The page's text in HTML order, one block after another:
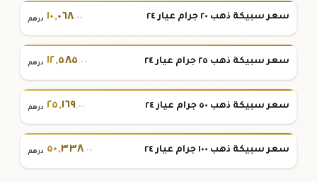
سعر سبيكة ذهب ٢٠ جرام عيار ٢٤ ١٠,٠٦٨.٠٠ درهم
سعر سبيكة ذهب ٢٥ جرام عيار ٢٤ ١٢,٥٨٥ .٠٠ درهم
سعر سبيكة ذهب ٥٠ جرام عيار ٢٤ ٢٥,١٦٩.٠٠ درهم
سعر سبيكة ذهب ١٠٠ جرام عيار ٢٤ ٥٠,٣٣٨.٠٠ درهم